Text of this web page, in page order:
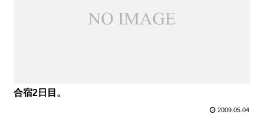
合宿2日目。
2009.05.04